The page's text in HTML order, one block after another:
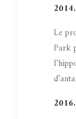
2014.
Le
Park
2016.